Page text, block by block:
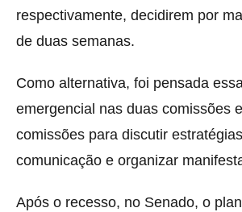
respectivamente, decidirem por
de duas semanas.
Como alternativa, foi pensada
emergencial nas duas comissões
comissões para discutir
comunicação e organizar
Após o recesso, no Senado, o